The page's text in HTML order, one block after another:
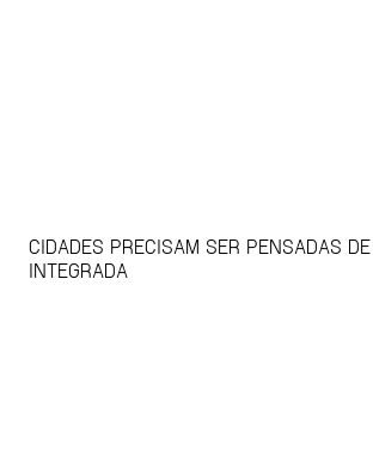
CIDADES PRECISAM SER PENSADAS
INTEGRADA